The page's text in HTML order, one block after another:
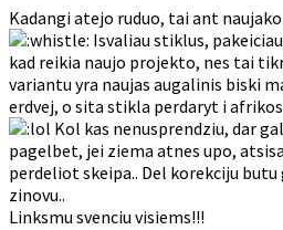
Kadangi atejo ruduo, tai ant
Isvaliau stiklus,
kad reikia naujo projekto, nes tai
variantu yra naujas augalinis biski
erdvej, o sita stikla perdaryt i
Kol kas nenusprendziu, dar
pagelbet, jei ziema atnes upo,
perdeliot skeipa.. Del korekciju
zinovu..
Linksmu svenciu visiems!!!